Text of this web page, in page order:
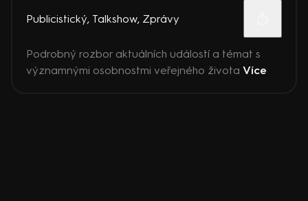
Publicistický, Talkshow, Zprávy
Podrobný rozbor aktuálních událostí a témat s
významnými osobnostmi veřejného života Více